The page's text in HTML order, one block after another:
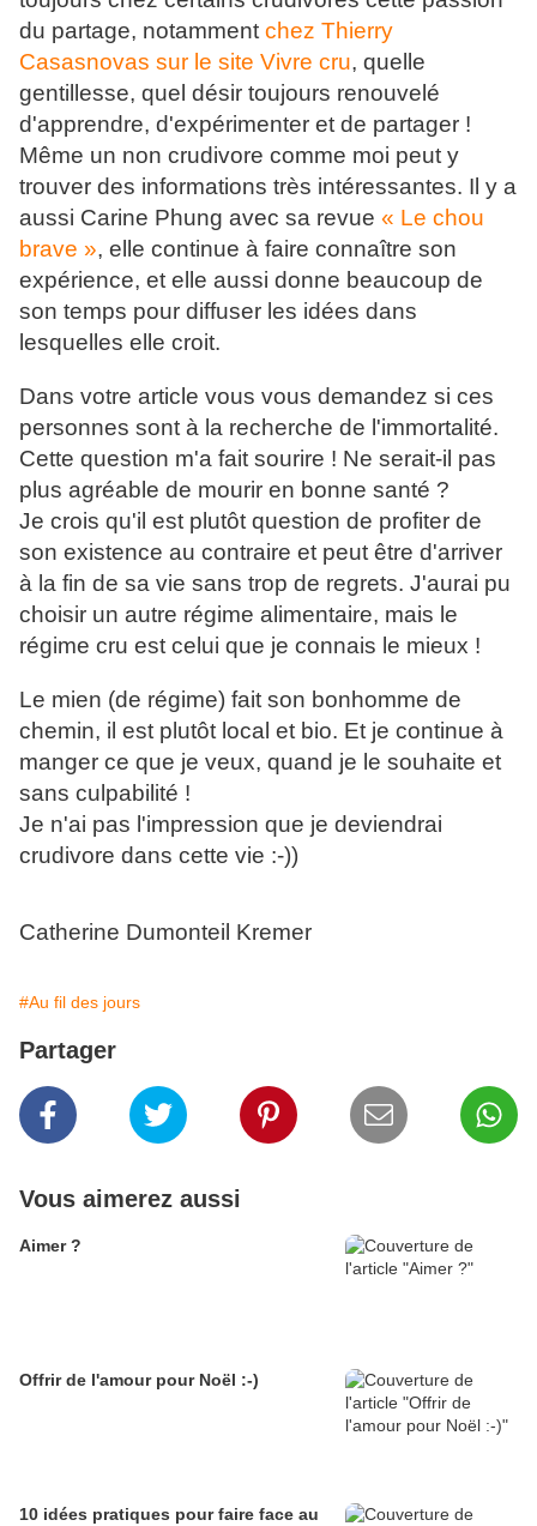
du partage, notamment chez Thierry
Casasnovas sur le site Vivre cru, quelle
gentillesse, quel désir toujours renouvelé
d'apprendre, d'expérimenter et de partager !
Même un non crudivore comme moi peut y
trouver des informations très intéressantes. Il y a
aussi Carine Phung avec sa revue « Le chou
brave », elle continue à faire connaître son
expérience, et elle aussi donne beaucoup de
son temps pour diffuser les idées dans
lesquelles elle croit.
Dans votre article vous vous demandez si ces
personnes sont à la recherche de l'immortalité.
Cette question m'a fait sourire ! Ne serait-il pas
plus agréable de mourir en bonne santé ?
Je crois qu'il est plutôt question de profiter de
son existence au contraire et peut être d'arriver
à la fin de sa vie sans trop de regrets. J'aurai pu
choisir un autre régime alimentaire, mais le
régime cru est celui que je connais le mieux !
Le mien (de régime) fait son bonhomme de
chemin, il est plutôt local et bio. Et je continue à
manger ce que je veux, quand je le souhaite et
sans culpabilité !
Je n'ai pas l'impression que je deviendrai
crudivore dans cette vie :-))
Catherine Dumonteil Kremer
#Au fil des jours
Partager
Vous aimerez aussi
Aimer ?
Offrir de l'amour pour Noël :-)
10 idées pratiques pour faire face au